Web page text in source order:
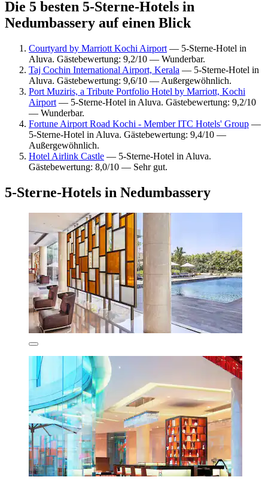
Die 5 besten 5-Sterne-Hotels in
Nedumbassery auf einen Blick
Courtyard by Marriott Kochi Airport — 5-Sterne-Hotel in
Aluva. Gästebewertung: 9,2/10 — Wunderbar.
Taj Cochin International Airport, Kerala — 5-Sterne-Hotel in
Aluva. Gästebewertung: 9,6/10 — Außergewöhnlich.
Port Muziris, a Tribute Portfolio Hotel by Marriott, Kochi
Airport — 5-Sterne-Hotel in Aluva. Gästebewertung: 9,2/10
— Wunderbar.
Fortune Airport Road Kochi - Member ITC Hotels' Group —
5-Sterne-Hotel in Aluva. Gästebewertung: 9,4/10 —
Außergewöhnlich.
Hotel Airlink Castle — 5-Sterne-Hotel in Aluva.
Gästebewertung: 8,0/10 — Sehr gut.
5-Sterne-Hotels in Nedumbassery